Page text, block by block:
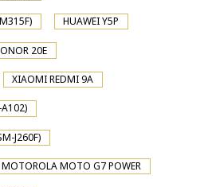
HUAWEI Y5P
20E
XIAOMI REDMI 9A
J260F)
MOTOROLA MOTO G7 POWER